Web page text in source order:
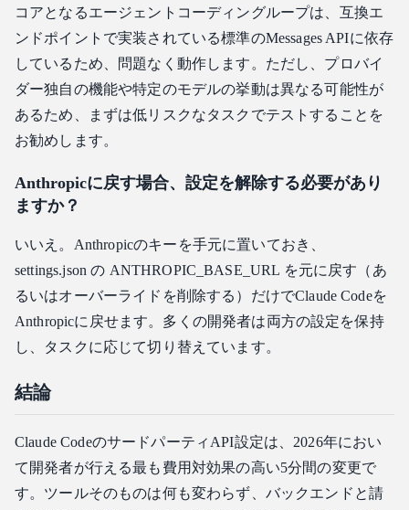
コアとなるエージェントコーディングループは、互換エ
ンドポイントで実装されている標準のMessages APIに依存
しているため、問題なく動作します。ただし、プロバイ
ダー独自の機能や特定のモデルの挙動は異なる可能性が
あるため、まずは低リスクなタスクでテストすることを
お勧めします。
Anthropicに戻す場合、設定を解除する必要があり
ますか？
いいえ。Anthropicのキーを手元に置いておき、
settings.json の ANTHROPIC_BASE_URL を元に戻す（あ
るいはオーバーライドを削除する）だけでClaude Codeを
Anthropicに戻せます。多くの開発者は両方の設定を保持
し、タスクに応じて切り替えています。
結論
Claude CodeのサードパーティAPI設定は、2026年におい
て開発者が行える最も費用対効果の高い5分間の変更で
す。ツールそのものは何も変わらず、バックエンドと請